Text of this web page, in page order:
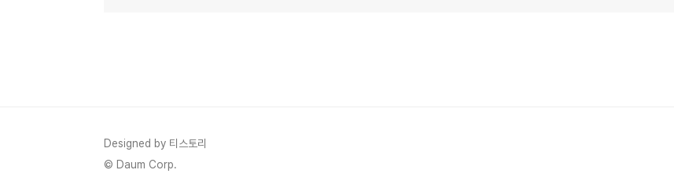
Designed by 티스토리
© Daum Corp.